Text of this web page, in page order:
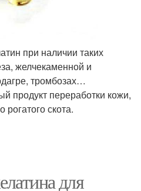
при наличии таких
желчекаменной и
тромбозах…
продукт переработки кожи,
рогатого скота.
для